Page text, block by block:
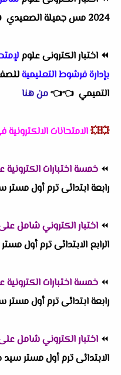
2024 مس جميلة الصعيدي
⏪ اختبار الكترونى علوم
بإدارة فرشوط التعليمية
التميمي 👈
👈من هنا
💥💥الامتحانات
⏪ خمسة اختبارات
رابعة ابتدائى ترم أول مستر
⏪ اختبار الكتروني شامل
الرابع الابتدائى ترم أول
⏪ خمسة اختبارات
رابعة ابتدائى ترم أول مستر
⏪ اختبار الكتروني شامل على
الابتدائى ترم أول مستر سيد